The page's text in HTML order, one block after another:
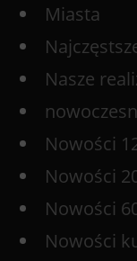
Miasta
Nasze
Nowości
Nowości
Nowości
Nowości